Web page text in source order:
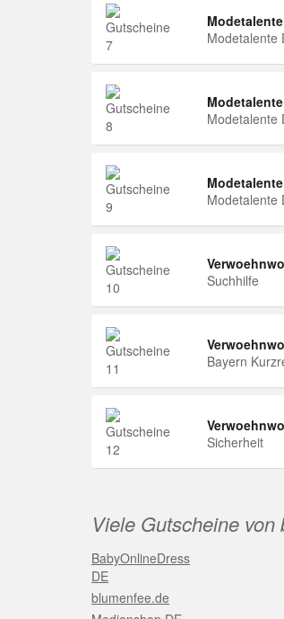
Modetalente
Modetalente
Modetalente
Suchhilfe
Bayern
Sicherheit
Viele Gutscheine
BabyOnlineDress
DE
blumenfee.de